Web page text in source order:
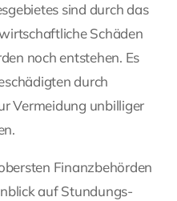
sind durch das
Schäden
noch entstehen. Es
durch
Vermeidung unbilliger
Finanzbehörden
auf Stundungs-